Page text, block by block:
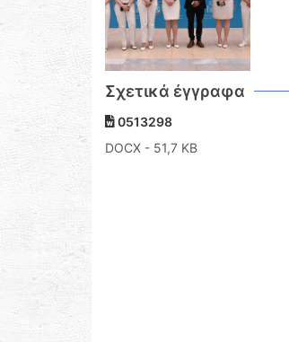
Σχετικά έγγραφα
0513298
DOCX - 51,7 KB